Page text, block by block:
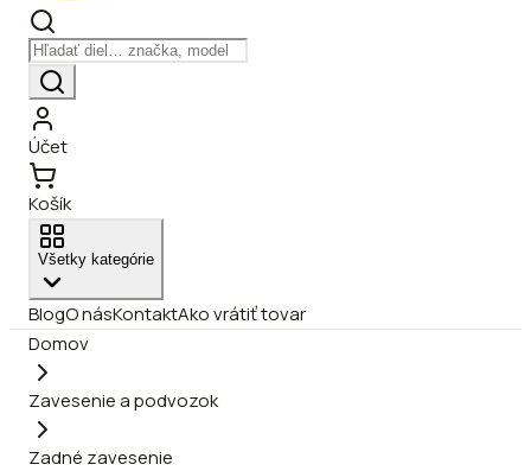
Účet
Košík
Všetky kategórie
BlogO násKontaktAko vrátiť tovar
Domov
Zavesenie a podvozok
Zadné zavesenie